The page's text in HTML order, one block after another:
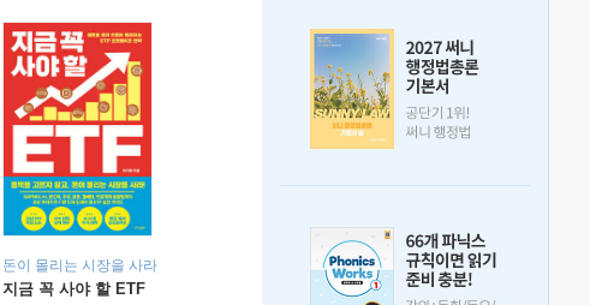
돈이 몰리는 시장을 사라
지금 꼭 사야 할 ETF